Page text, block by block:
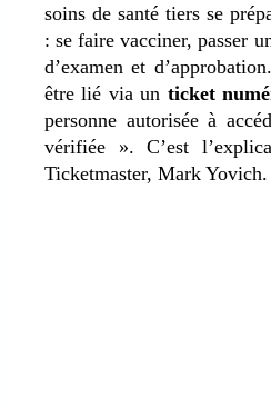
soins de santé tiers se
: se faire vacciner, passer
d’examen et
être lié via un ticket
personne autorisée à
vérifiée ». C’est
Ticketmaster, Mark Yovich.